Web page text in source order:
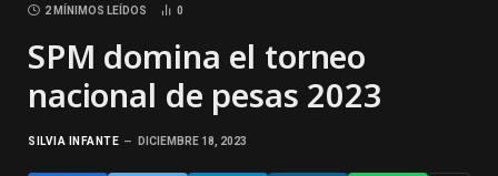
2 MÍNIMOS LEÍDOS 0
SPM domina el torneo
nacional de pesas 2023
SILVIA INFANTE DICIEMBRE 18, 2023